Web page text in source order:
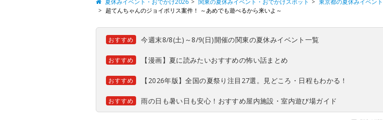
夏休みイベント・おでかけ2026 関東の夏休みイベント・おでかけスポット 東京都の夏休みイベン
超てんちゃんのジョイポリス案件！ ～あめでも遊べるから来いよ～
おすすめ 今週末8/8(土)～8/9(日)開催の関東の夏休みイベント一覧
おすすめ 【漫画】夏に読みたいおすすめの怖い話まとめ
おすすめ 【2026年版】全国の夏祭り注目27選。見どころ・日程もわかる！
おすすめ 雨の日も暑い日も安心！おすすめ屋内施設・室内遊び場ガイド